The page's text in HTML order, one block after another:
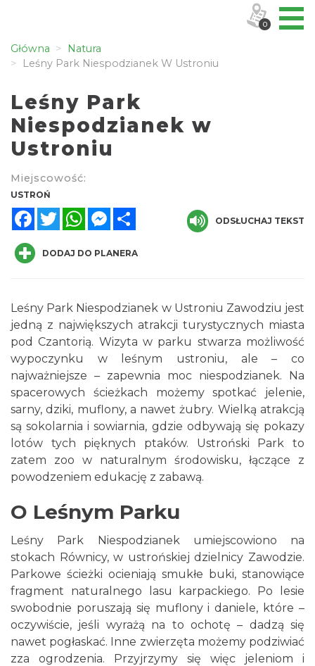
Główna
Natura
Leśny Park Niespodzianek W Ustroniu
Leśny Park
Niespodzianek w
Ustroniu
Miejscowość:
USTROŃ
FacebookTwitterWhatsAppMessenger
ODSŁUCHAJ TEKST
DODAJ DO PLANERA
Leśny Park Niespodzianek w Ustroniu Zawodziu jest
jedną z największych atrakcji turystycznych miasta
pod Czantorią. Wizyta w parku stwarza możliwość
wypoczynku w leśnym ustroniu, ale – co
najważniejsze – zapewnia moc niespodzianek. Na
spacerowych ścieżkach możemy spotkać jelenie,
sarny, dziki, muflony, a nawet żubry. Wielką atrakcją
są sokolarnia i sowiarnia, gdzie odbywają się pokazy
lotów tych pięknych ptaków. Ustroński Park to
zatem zoo w naturalnym środowisku, łączące z
powodzeniem edukację z zabawą.
O Leśnym Parku
Leśny Park Niespodzianek umiejscowiono na
stokach Równicy, w ustrońskiej dzielnicy Zawodzie.
Parkowe ścieżki ocieniają smukłe buki, stanowiące
fragment naturalnego lasu karpackiego. Po lesie
swobodnie poruszają się muflony i daniele, które –
oczywiście, jeśli wyrażą na to ochotę – dadzą się
nawet pogłaskać. Inne zwierzęta możemy podziwiać
zza ogrodzenia. Przyjrzymy się więc jeleniom i
0